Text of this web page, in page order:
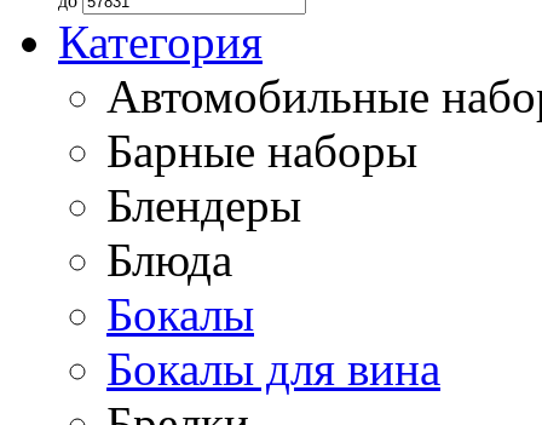
Категория
Автомобильные
Барные наборы
Блендеры
Блюда
Бокалы
Бокалы для вина